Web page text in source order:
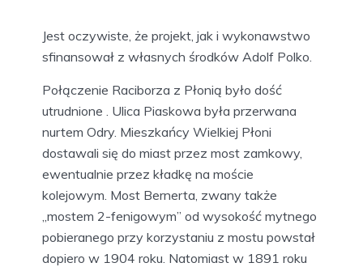
Jest oczywiste, że projekt, jak i wykonawstwo
sfinansował z własnych środków Adolf Polko.
Połączenie Raciborza z Płonią było dość
utrudnione . Ulica Piaskowa była przerwana
nurtem Odry. Mieszkańcy Wielkiej Płoni
dostawali się do miast przez most zamkowy,
ewentualnie przez kładkę na moście
kolejowym. Most Bernerta, zwany także
„mostem 2-fenigowym” od wysokość mytnego
pobieranego przy korzystaniu z mostu powstał
dopiero w 1904 roku. Natomiast w 1891 roku